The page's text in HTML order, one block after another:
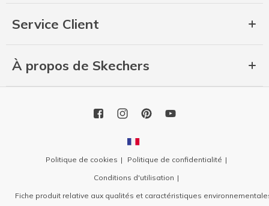
Service Client
À propos de Skechers
Politique de cookies
Politique de confidentialité
Conditions d'utilisation
Fiche produit relative aux qualités et caractéristiques